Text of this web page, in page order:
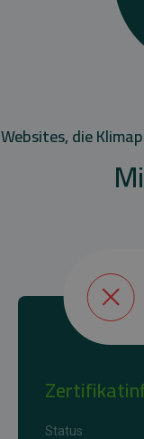
Websites, die
Status